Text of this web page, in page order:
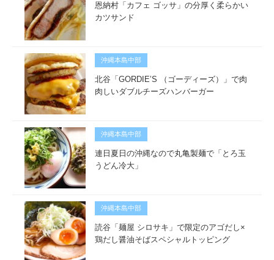
恩納村「カフェ ゴッサ」の分厚く柔らかい
カツサンド
沖縄本島中部
北谷「GORDIE’S （ゴーディーズ）」で肉
肉しいダブルチーズハンバーガー
沖縄本島中部
連日夏日の沖縄なので丸亀製麺で「とろ玉
うどん冷大」
沖縄本島中部
読谷「麺屋 シロサキ」で限定のアゴだし×
鶏だし醤油そばスペシャルトッピング